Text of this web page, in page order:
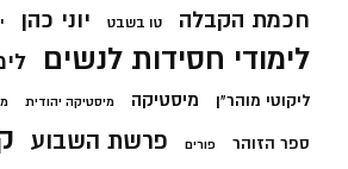
חכמת הקבלה טו בשבט יוני כהן
לימודי חסידות לנשים
ליקוטי מוהר"ן מיסטיקה מיסטיקה יהודית
ספר הזוהר פורים פרשת השבוע